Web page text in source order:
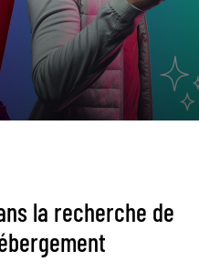
la recherche de